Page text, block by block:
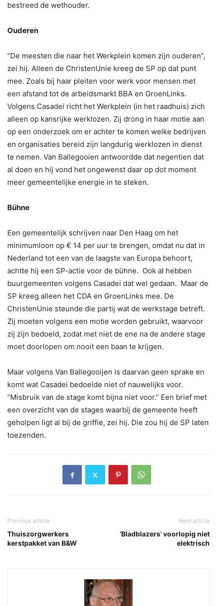
bestreed de wethouder.
Ouderen
“De meesten die naar het Werkplein komen zijn ouderen”,
zei hij. Alleen de ChristenUnie kreeg de SP op dat punt
mee. Zoals bij haar pleiten voor werk voor mensen met
een afstand tot de arbeidsmarkt BBA en GroenLinks.
Volgens Casadei richt het Werkplein (in het raadhuis) zich
alleen op kansrijke werklozen. Zij drong in haar motie aan
op een onderzoek om er achter te komen welke bedrijven
en organisaties bereid zijn langdurig werklozen in dienst
te nemen. Van Ballegooien antwoordde dat negentien dat
al doen en hij vond het ongewenst daar op dot moment
meer gemeentelijke energie in te steken.
Bühne
Een gemeentelijk schrijven naar Den Haag om het
minimumloon op € 14 per uur te brengen, omdat nu dat in
Nederland tot een van de laagste van Europa behoort,
achtte hij een SP-actie voor de bühne. Ook al hebben
buurgemeenten volgens Casadei dat wel gedaan. Maar de
SP kreeg alleen het CDA en GroenLinks mee. De
ChristenUnie steunde die partij wat de werkstage betreft.
Zij moeten volgens een motie worden gebruikt, waarvoor
zij zijn bedoeld, zodat met niet de ene na de andere stage
moet doorlopen om nooit een baan te krijgen.
Maar volgens Van Ballegooijen is daarvan geen sprake en
komt wat Casadei bedoelde niet of nauwelijks voor.
“Misbruik van de stage komt bijna niet voor.” Een brief met
een overzicht van de stages waarbij de gemeente heeft
geholpen ligt al bij de griffie, zei hij. Die zou hij de SP laten
toezenden.
Previous article
Thuiszorgwerkers
kerstpakket van B&W
Next article
‘Bladblazers’ voorlopig niet
elektrisch